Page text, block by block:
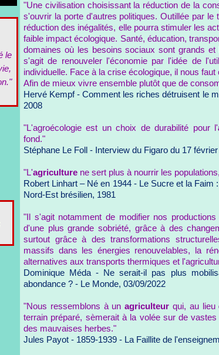
le
"Une civilisation choisissant la réduction de la
s'ouvrir la porte d'autres politiques. Outillée par
réduction des inégalités, elle pourra stimuler les
faible impact écologique. Santé, éducation,
domaines où les besoins sociaux sont grands et
s'agit de renouveler l'économie par l'idée de
individuelle. Face à la crise écologique, il nous
Afin de mieux vivre ensemble plutôt que de
Hervé Kempf - Comment les riches détruisent le
2008
"L'agroécologie est un choix de durabilité pour l'
fond."
Stéphane Le Foll - Interview du Figaro du 17
"L'agriculture ne sert plus à nourrir les
Robert Linhart – Né en 1944 - Le Sucre et la
Nord-Est brésilien, 1981
"Il s'agit notamment de modifier nos
d'une plus grande sobriété, grâce à des
surtout grâce à des transformations
massifs dans les énergies renouvelables, la
alternatives aux transports thermiques et
Dominique Méda - Ne serait-il pas plus
abondance ? - Le Monde, 03/09/2022
"Nous ressemblons à unagriculteur qui, au lieu
terrain préparé, sèmerait à la volée sur de
des mauvaises herbes."
Jules Payot - 1859-1939 - La Faillite de